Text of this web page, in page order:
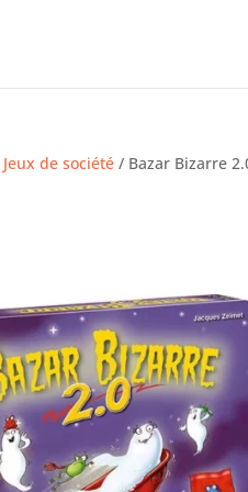
Jeux de société / Bazar Bizarre